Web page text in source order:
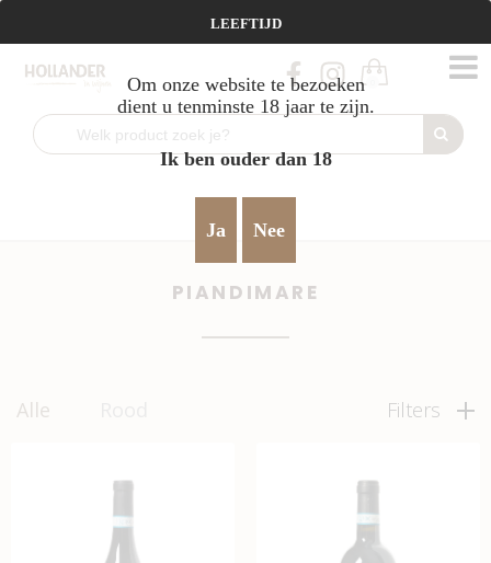
Vanaf €95 gratis verzending!
> Piandimare
PIANDIMARE
Alle Filters
LEEFTIJD
Om onze website te bezoeken
dient u tenminste 18 jaar te zijn.
Ik ben ouder dan 18
Ja Nee